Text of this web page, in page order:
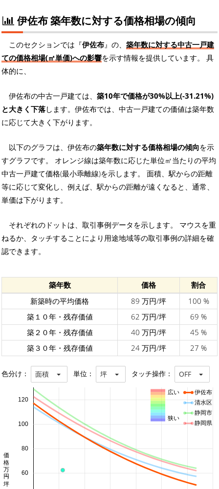
伊佐布 築年数に対する価格相場の傾向
このセクションでは『伊佐布』の、 築年数に対する中古一戸建
ての価格相場(㎡単価)への影響を示す情報を提供しています。 具
体的に、
伊佐布の中古一戸建ては、 築10年で価格が30%以上(-31.21%)
と大きく下落します。伊佐布では、中古一戸建ての価値は築年数
に応じて大きく下がります。
以下のグラフは、伊佐布の築年数に対する価格相場の傾向を示
すグラフです。 オレンジ線は築年数に応じた単位㎡当たりの平均
中古一戸建て価格(最小乖離線)を示します。 面積、駅からの距離
等に応じて変化し、例えば、駅からの距離が遠くなると、通常、
単価は下がります。
それぞれのドットは、取引事例データを示します。 マウスを重
ねるか、タッチすることにより用途地域等の取引事例の詳細を確
認できます。
築年数 価格
割合
新築時の平均価格
89 万円/坪
100 %
築１０年・残存価値
62 万円/坪
69 %
築２０年・残存価値
40 万円/坪
45 %
築３０年・残存価値
24 万円/坪 27 %
色分け： 面積 単位： 坪 タッチ操作： OFF
60
80
100
120
価格 万円/坪
伊佐布
清水区
静岡市
静岡県
広い
狭い